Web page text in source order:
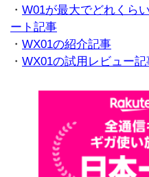
・ W01が最大でどれくら
ート記事
・ WX01の紹介記事
・ WX01の試用レビュー記